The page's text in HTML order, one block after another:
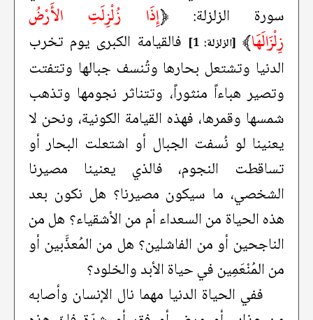
سورة الزلزلة: ﴿إِذَا زُلْزِلَتِ الأَرْضُ
زِلْزَالَهَا﴾ [الزلزلة: 1]
فالقيامة الكبرى يوم تخرب
الدنيا وتشتعل بحارها وتُنسف جبالها وتتفتت
وتصير هباءاً منثوراً، وتتناثر نجومها وتذهب
شمسها وقمرها، فهذه القيامة الكونية، ونحن لا
يعنينا لو نُسفت الجبال أو اشتعلت البحار أو
تساقطت النجوم، فالذي يعنينا مصيرنا
الشخصي، ما سيكون مصيرنا؟ هل نكون بعد
هذه الحياة من السعداء أم من الأشقياء؟ هل من
الناجحين أو من الفاشلين؟ هل من المُعذَّبين أو
من المُنْعَمِين في حياة الأبد والخلود؟
ففي الحياة الدنيا مهما نال الإنسان وأصابه